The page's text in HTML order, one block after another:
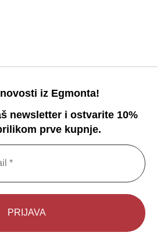
iz Egmonta!
newsletter i ostvarite 10%
prve kupnje.